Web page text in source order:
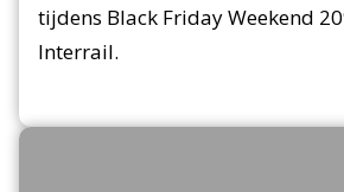
tijdens Black Friday Weekend
Interrail.